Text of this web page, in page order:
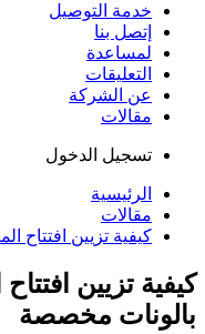
خدمة التوصيل
إتصل بنا
لمساعدة
التعليقات
عن الشركة
مقالات
تسجيل الدخول
الرئيسية
مقالات
كيفية تزيين افتتاح
كيفية تزيين
بالونات مخصصة